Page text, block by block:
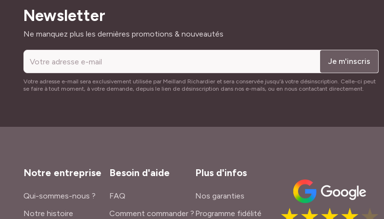
Newsletter
Adresse mail
Ne manquez plus les dernières promotions & nouveautés
Je m'inscris
Votre adresse e-mail sera exclusivement utilisée par Meilland Richardier et sera conservée jusqu’à votre désinscription. Celle-ci peut
se faire à tout moment, à votre demande, depuis le lien de désinscription dans nos e-mails, ou en nous contactant directement.
Notre entreprise
Qui-sommes-nous ?
Notre histoire
Besoin d'aide
FAQ
Comment commander ?
Plus d'infos
Nos garanties
Programme fidélité